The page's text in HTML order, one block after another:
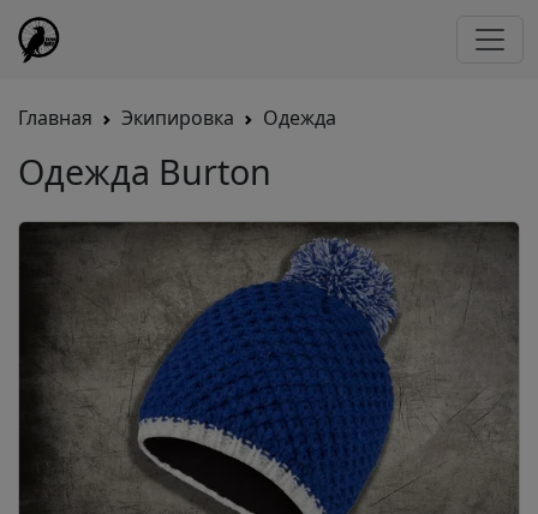
Главная Экипировка Одежда
Одежда Burton